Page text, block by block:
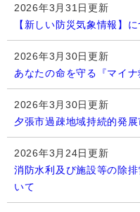
2026年3月31日更新
【新しい防災気象情報】
2026年3月30日更新
あなたの命を守る『マイ
2026年3月30日更新
夕張市過疎地域持続的発
2026年3月24日更新
消防水利及び施設等の除
いて